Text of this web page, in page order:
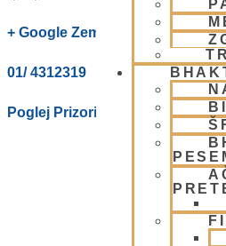
+ Google Zemljevidi
01/ 4312319
Poglej Prizorišče spletno stran